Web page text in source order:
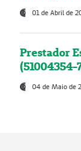
01 de Abril de
Prestador
(51004354-
04 de Maio de